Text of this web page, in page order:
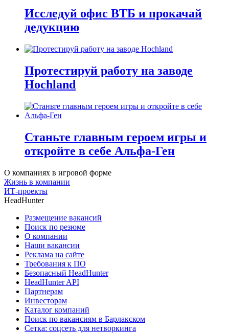
Исследуй офис ВТБ и прокачай
дедукцию
Протестируй работу на заводе
Hochland
Станьте главным героем игры и
откройте в себе Альфа-Ген
О компаниях в игровой форме
Жизнь в компании
ИТ-проекты
HeadHunter
Размещение вакансий
Поиск по резюме
О компании
Наши вакансии
Реклама на сайте
Требования к ПО
Безопасный HeadHunter
HeadHunter API
Партнерам
Инвесторам
Каталог компаний
Поиск по вакансиям в Барлакском
Сетка: соцсеть для нетворкинга